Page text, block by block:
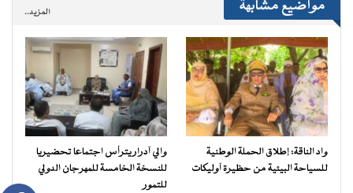
مواضيع مشابهة المزيد..
واد الناقة: إطلاق الحملة الوطنية
للسياحة البيئية من حظيرة آوليكات
والي آدرار يترأس اجتماعا تحضيريا
للنسخة الخامسة للمهرجان الدولي
للتمور